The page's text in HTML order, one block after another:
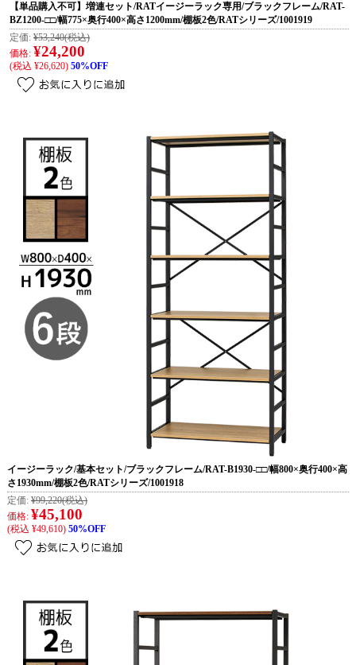
【単品購入不可】増連セット/RATイージーラック専用/ブラックフレーム/RAT-
BZ1200-□□/幅775×奥行400×高さ1200mm/棚板2色/RATシリーズ/1001919
定価: ¥53,240(税込)
価格: ¥24,200
(税込 ¥26,620) 50%OFF
イージーラック/基本セット/ブラックフレーム/RAT-B1930-□□/幅800×奥行400×高
さ1930mm/棚板2色/RATシリーズ/1001918
定価: ¥99,220(税込)
価格: ¥45,100
(税込 ¥49,610) 50%OFF